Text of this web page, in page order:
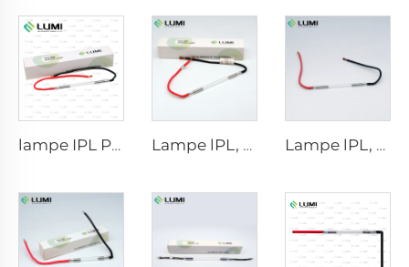
lampe IPL P1671 - 7×50×110 mm Lampe lPL, modèle 7-60-125 Fil Lampe lPL, modèle 7-50-115 Fil